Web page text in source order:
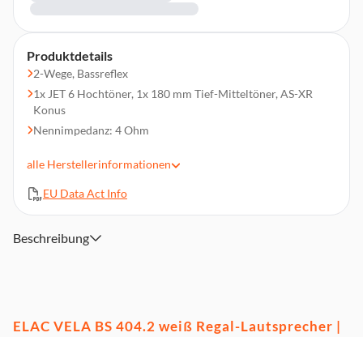
Produktdetails
2-Wege, Bassreflex
1x JET 6 Hochtöner, 1x 180 mm Tief-Mitteltöner, AS-XR
Konus
Nennimpedanz: 4 Ohm
Übergangsfrequenz: 2400 Hz
Integriertes Downfiring BR-Rohr
alle Herstellerinformationen
EU Data Act Info
Beschreibung
ELAC VELA BS 404.2 weiß Regal-Lautsprecher |